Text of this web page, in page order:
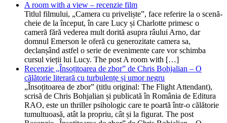
A room with a view – recenzie film
Titlul filmului, „Camera cu priveliște”, face referire la o scenă-
cheie de la început, în care Lucy și Charlotte primesc o
cameră fără vederea mult dorită asupra râului Arno, dar
domnul Emerson le oferă cu generozitate camera sa,
declanșând astfel o serie de evenimente care vor schimba
cursul vieții lui Lucy. The post A room with […]
Recenzie „Însoțitoarea de zbor” de Chris Bohjalian – O
călătorie literară cu turbulențe și umor negru
„Însoțitoarea de zbor” (titlu original: The Flight Attendant),
scrisă de Chris Bohjalian și publicată în România de Editura
RAO, este un thriller psihologic care te poartă într-o călătorie
tumultuoasă, atât la propriu, cât și la figurat. The post